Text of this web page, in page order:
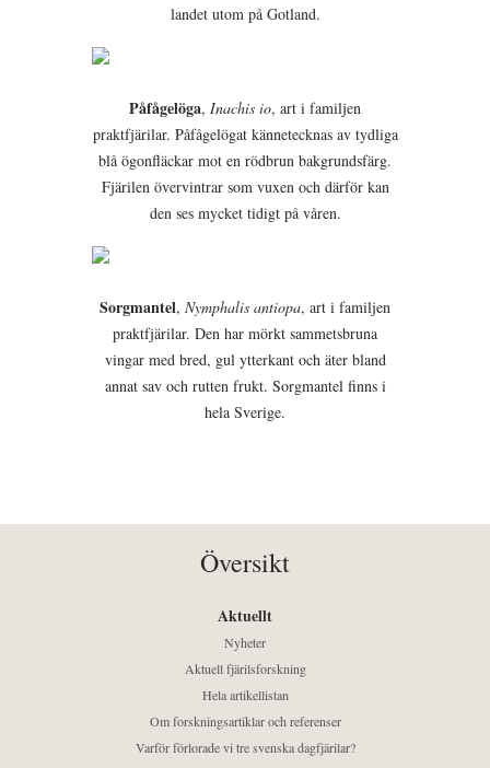
landet utom på Gotland.
Påfågelöga, Inachis io, art i familjen
praktfjärilar. Påfågelögat kännetecknas av tydliga
blå ögonfläckar mot en rödbrun bakgrundsfärg.
Fjärilen övervintrar som vuxen och därför kan
den ses mycket tidigt på våren.
Sorgmantel, Nymphalis antiopa, art i familjen
praktfjärilar. Den har mörkt sammetsbruna
vingar med bred, gul ytterkant och äter bland
annat sav och rutten frukt. Sorgmantel finns i
hela Sverige.
Översikt
Aktuellt
Nyheter
Aktuell fjärilsforskning
Hela artikellistan
Om forskningsartiklar och referenser
Varför förlorade vi tre svenska dagfjärilar?